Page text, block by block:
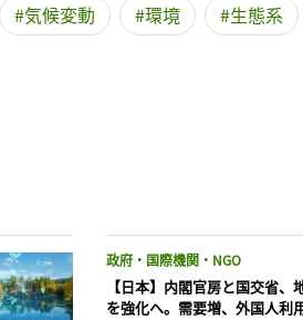
気候変動 環境 生態系
政府・国際機関・NGO
【日本】内閣官房と国交省、
を強化へ。需要増、外国人利